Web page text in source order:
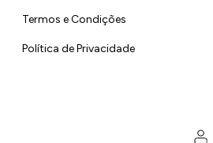
Termos e Condições
Política de Privacidade